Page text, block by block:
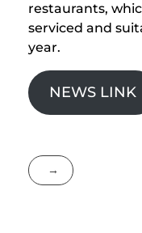
restaurants,
serviced and
year.
NEWS LINK